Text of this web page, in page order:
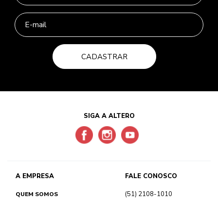
CADASTRAR
SIGA A ALTERO
A EMPRESA
QUEM SOMOS
FALE CONOSCO
(51) 2108-1010